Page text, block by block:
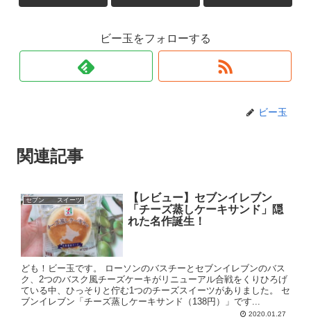
ビー玉をフォローする
ビー玉
関連記事
セブン スイーツ
【レビュー】セブンイレブン
「チーズ蒸しケーキサンド」隠
れた名作誕生！
ども！ビー玉です。 ローソンのバスチーとセブンイレブンのバス
ク、2つのバスク風チーズケーキがリニューアル合戦をくりひろげ
ている中、ひっそりと佇む1つのチーズスイーツがありました。 セ
ブンイレブン「チーズ蒸しケーキサンド（138円）」です...
2020.01.27